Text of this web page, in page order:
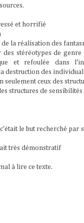
et horrifié
la réalisation des
stéréotypes de
et refoulée dans
destruction des
seulement ceux des
structures de sensibilités
le but recherché
très démonstratif
à lire ce texte.